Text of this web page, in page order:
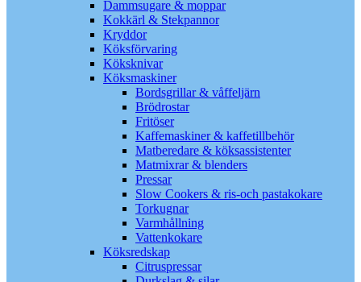
Dammsugare & moppar
Kokkärl & Stekpannor
Kryddor
Köksförvaring
Köksknivar
Köksmaskiner
Bordsgrillar & våffeljärn
Brödrostar
Fritöser
Kaffemaskiner & kaffetillbehör
Matberedare & köksassistenter
Matmixrar & blenders
Pressar
Slow Cookers & ris-och pastakokare
Torkugnar
Varmhållning
Vattenkokare
Köksredskap
Citruspressar